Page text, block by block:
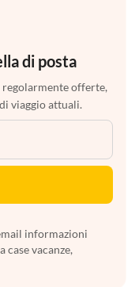
di posta
offerte,
viaggio attuali.
informazioni
case vacanze,